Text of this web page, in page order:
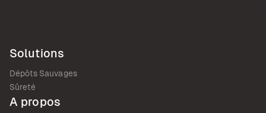
Solutions
Dépôts Sauvages
Sûreté
A propos